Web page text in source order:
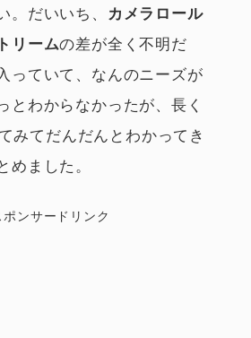
。だいいち、
カメラロール
リームの差が全く不明だ
っていて、なんのニーズが
とわからなかったが、長く
みてだんだんとわかってき
めました。
ポンサードリンク